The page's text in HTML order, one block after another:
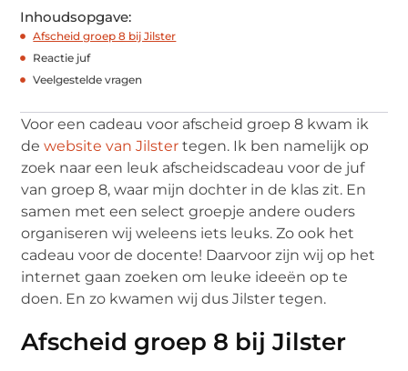
Inhoudsopgave:
Afscheid groep 8 bij Jilster
Reactie juf
Veelgestelde vragen
Voor een cadeau voor afscheid groep 8 kwam ik
dewebsite van Jilster tegen. Ik ben namelijk op
zoek naar een leuk afscheidscadeau voor de juf
van groep 8, waar mijn dochter in de klas zit. En
samen met een select groepje andere ouders
organiseren wij weleens iets leuks. Zo ook het
cadeau voor de docente! Daarvoor zijn wij op het
internet gaan zoeken om leuke ideeën op te
doen. En zo kwamen wij dus Jilster tegen.
Afscheid groep 8 bij Jilster